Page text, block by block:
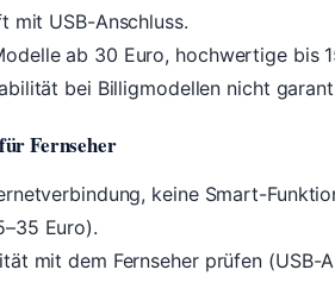
mit USB-Anschluss.
ab 30 Euro, hochwertige bis
bei Billigmodellen nicht
Fernseher
keine Smart-
Euro).
mit dem Fernseher prüfen (USB-